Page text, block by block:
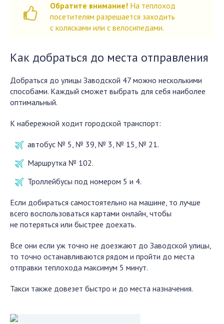
Обратите внимание! На теплоход
посетителям разрешается заходить
с колясками или с велосипедами.
Как добраться до места отправления
Добраться до улицы Заводской 47 можно несколькими
способами. Каждый сможет выбрать для себя наиболее
оптимальный.
К набережной ходит городской транспорт:
автобус № 5, № 39, № 3, № 15, № 21.
Маршрутка № 102.
Троллейбусы под номером 5 и 4.
Если добираться самостоятельно на машине, то лучше
всего воспользоваться картами онлайн, чтобы
не потеряться или быстрее доехать.
Все они если уж точно не доезжают до Заводской улицы,
то точно останавливаются рядом и пройти до места
отправки теплохода максимум 5 минут.
Такси также довезет быстро и до места назначения.